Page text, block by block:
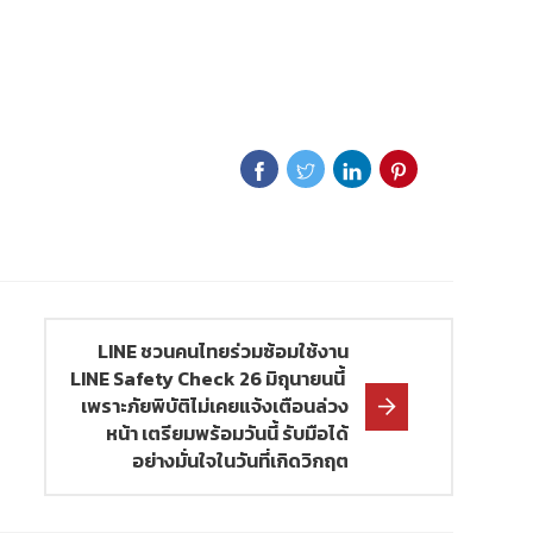
LINE ชวนคนไทยร่วมซ้อมใช้งาน
LINE Safety Check 26 มิถุนายนนี้
เพราะภัยพิบัติไม่เคยแจ้งเตือนล่วง
หน้า เตรียมพร้อมวันนี้ รับมือได้
อย่างมั่นใจในวันที่เกิดวิกฤต